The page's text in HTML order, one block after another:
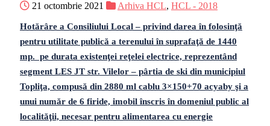
21 octombrie 2021 Arhiva HCL, HCL - 2018
Hotărâre a Consiliului Local – privind darea în folosinţă
pentru utilitate publică a terenului în suprafaţă de 1440
mp. pe durata existenţei reţelei electrice, reprezentând
segment LES JT str. Vilelor – pârtia de ski din municipiul
Topliţa, compusă din 2880 ml cablu 3×150+70 acyaby şi a
unui număr de 6 firide, imobil înscris în domeniul public al
localităţii, necesar pentru alimentarea cu energie